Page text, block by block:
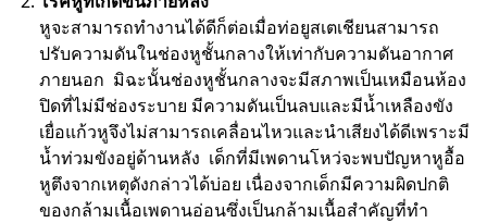
หูจะสามารถทำงานได้ดีก็ต่อเมื่อท่อยูสเตเชียนสามารถ
ปรับความดันในช่องหูชั้นกลางให้เท่ากับความดันอากาศ
ภายนอก มิฉะนั้นช่องหูชั้นกลางจะมีสภาพเป็นเหมือนห้อง
ปิดที่ไม่มีช่องระบาย มีความดันเป็นลบและมีน้ำเหลืองขัง
เยื่อแก้วหูจึงไม่สามารถเคลื่อนไหวและนำเสียงได้ดีเพราะมี
น้ำท่วมขังอยู่ด้านหลัง เด็กที่มีเพดานโหว่จะพบปัญหาหูอื้อ
หูตึงจากเหตุดังกล่าวได้บ่อย เนื่องจากเด็กมีความผิดปกติ
ของกล้ามเนื้อเพดานอ่อนซึ่งเป็นกล้ามเนื้อสำคัญที่ทำ